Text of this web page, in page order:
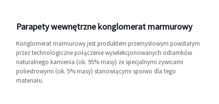
Parapety wewnętrzne konglomerat marmurowy
Konglomerat marmurowy jest produktem przemysłowym powstałym
przez technologiczne połączenie wyselekcjonowanych odłamków
naturalnego kamienia (ok. 95% masy) ze specjalnymi żywicami
poliestrowymi (ok. 5% masy) stanowiącymi spoiwo dla tego
materiału.